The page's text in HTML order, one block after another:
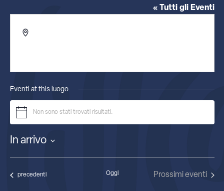
« Tutti gli Eventi
Indirizzo
Eventi at this luogo
Non sono stati trovati risultati.
In arrivo
Eventi
precedenti Oggi Prossimi eventi